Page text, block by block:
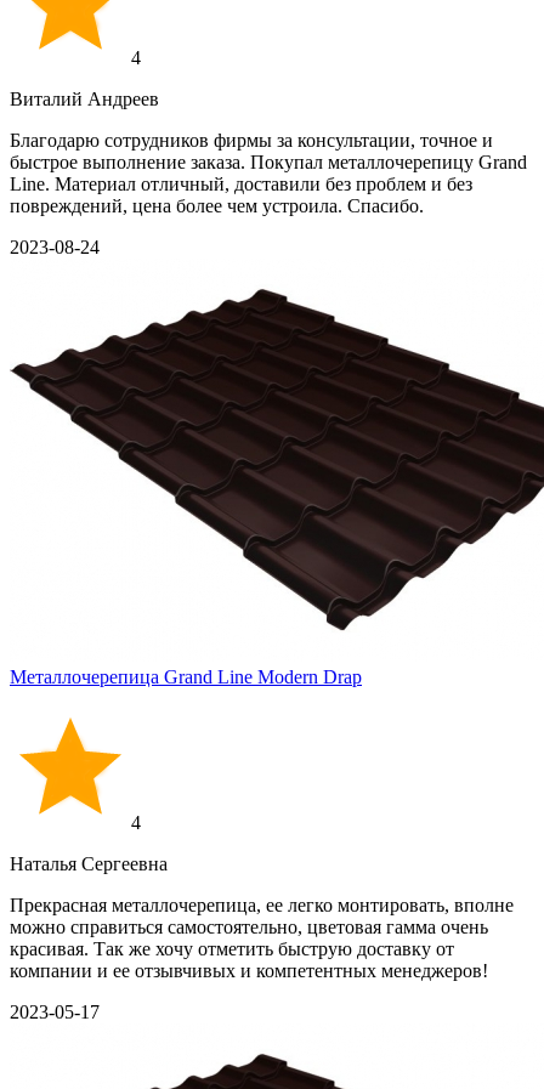
4
Виталий Андреев
Благодарю сотрудников фирмы за консультации, точное и
быстрое выполнение заказа. Покупал металлочерепицу Grand
Line. Материал отличный, доставили без проблем и без
повреждений, цена более чем устроила. Спасибо.
2023-08-24
Металлочерепица Grand Line Modern Drap
4
Наталья Сергеевна
Прекрасная металлочерепица, ее легко монтировать, вполне
можно справиться самостоятельно, цветовая гамма очень
красивая. Так же хочу отметить быструю доставку от
компании и ее отзывчивых и компетентных менеджеров!
2023-05-17